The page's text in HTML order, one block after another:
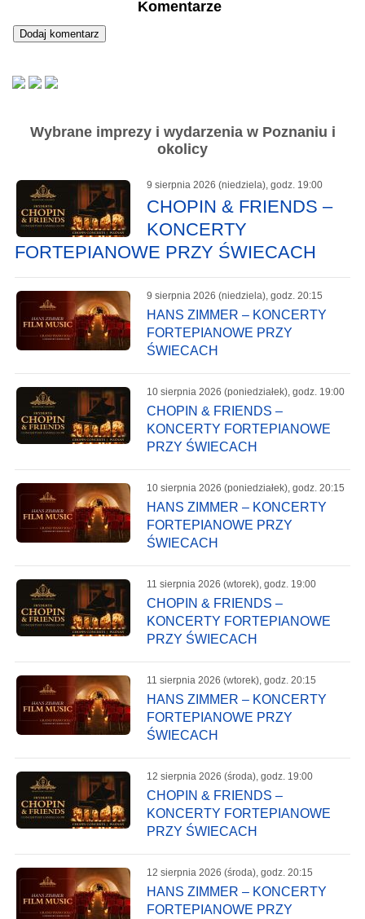
Komentarze
Wybrane imprezy i wydarzenia w Poznaniu i
okolicy
9 sierpnia 2026 (niedziela), godz. 19:00
CHOPIN & FRIENDS –
KONCERTY
FORTEPIANOWE PRZY ŚWIECACH
9 sierpnia 2026 (niedziela), godz. 20:15
HANS ZIMMER – KONCERTY
FORTEPIANOWE PRZY
ŚWIECACH
10 sierpnia 2026 (poniedziałek), godz. 19:00
CHOPIN & FRIENDS –
KONCERTY FORTEPIANOWE
PRZY ŚWIECACH
10 sierpnia 2026 (poniedziałek), godz. 20:15
HANS ZIMMER – KONCERTY
FORTEPIANOWE PRZY
ŚWIECACH
11 sierpnia 2026 (wtorek), godz. 19:00
CHOPIN & FRIENDS –
KONCERTY FORTEPIANOWE
PRZY ŚWIECACH
11 sierpnia 2026 (wtorek), godz. 20:15
HANS ZIMMER – KONCERTY
FORTEPIANOWE PRZY
ŚWIECACH
12 sierpnia 2026 (środa), godz. 19:00
CHOPIN & FRIENDS –
KONCERTY FORTEPIANOWE
PRZY ŚWIECACH
12 sierpnia 2026 (środa), godz. 20:15
HANS ZIMMER – KONCERTY
FORTEPIANOWE PRZY